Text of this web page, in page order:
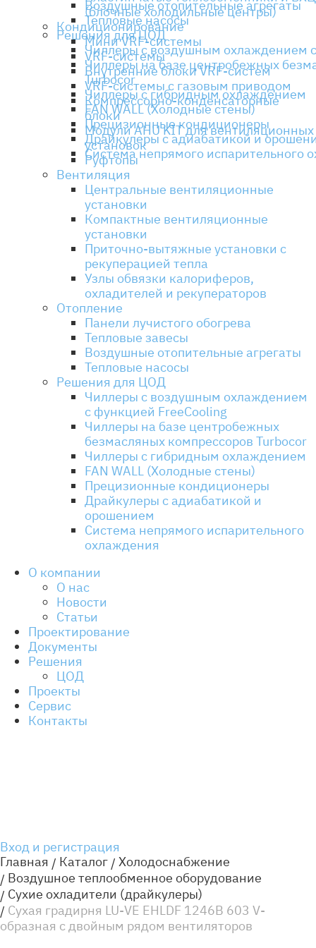
(блочные холодильные центры)
Кондиционирование
Мини VRF-системы
VRF-системы
Внутренние блоки VRF-систем
VRF-системы с газовым приводом
Компрессорно-конденсаторные
блоки
Модули AHU KIT для вентиляционных
установок
Руфтопы
Вентиляция
Центральные вентиляционные
установки
Компактные вентиляционные
установки
Приточно-вытяжные установки с
рекуперацией тепла
Узлы обвязки калориферов,
охладителей и рекуператоров
Отопление
Панели лучистого обогрева
Тепловые завесы
Воздушные отопительные агрегаты
Тепловые насосы
Решения для ЦОД
Чиллеры с воздушным охлаждением
с функцией FreeCooling
Чиллеры на базе центробежных
безмасляных компрессоров Turbocor
Чиллеры с гибридным охлаждением
FAN WALL (Холодные стены)
Прецизионные кондиционеры
Драйкулеры с адиабатикой и
орошением
Система непрямого испарительного
охлаждения
О компании
О нас
Новости
Статьи
Проектирование
Документы
Решения
ЦОД
Проекты
Сервис
Контакты
Вход и регистрация
Воздушные отопительные агрегаты
Тепловые насосы
Решения для ЦОД
Чиллеры с воздушным охлаждением
Чиллеры на базе центробежных
Turbocor
Чиллеры с гибридным охлаждением
FAN WALL (Холодные стены)
Прецизионные кондиционеры
Драйкулеры с адиабатикой и
Система непрямого испарительного
Главная Каталог
Холодоснабжение
Воздушное теплообменное оборудование
Сухие охладители (драйкулеры)
Сухая градирня LU-VE EHLDF 1246B 603 V-
образная с двойным рядом вентиляторов